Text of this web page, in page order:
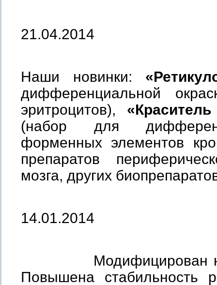
21.04.2014
Наши новинки: «
дифференциальной
эритроцитов), «
(набор для
форменных элементов
препаратов
мозга, других
14.01.2014
Модифицирован
Повышена стабильность